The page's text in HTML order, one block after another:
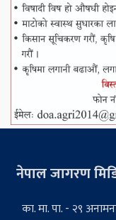
नेपाल जागरण
का. मा. पा. - २९